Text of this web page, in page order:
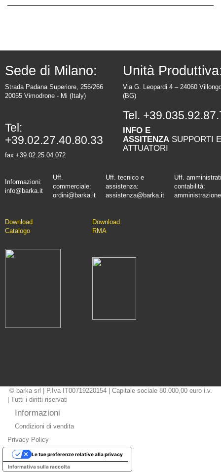
Sede di Milano:
Strada Padana Superiore, 256/266
20055 Vimodrone - Mi (Italy)
Tel:
+39.02.27.40.80.33
fax +39.02.25.04.072
Unità
Via G. Leopardi 4 – 24060
(BG)
Tel.
INFO E
ASSITENZA SUPPORTI E
ATTUATORI
Informazioni:
info@barka.it
Uff.
commerciale:
ordini@barka.it
Uff. tecnico e
assistenza:
assistenza@barka.it
Uff.
contabilità:
Download
Catalogo
Download
RMA
© barka srl | P.Iva IT00719220154 | Capitale sociale 80.000,00 euro i.v.
| Tutti i diritti riservati
Informazioni
Condizioni di vendita
Privacy Policy
Informativa sulla raccolta
Le tue preferenze relative alla privacy